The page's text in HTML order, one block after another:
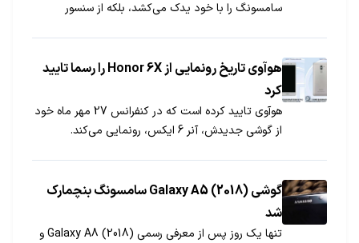
سامسونگ را با خود یدک می‌کشد، بلکه از سنسور
شرکت ساخته است.
هوآوی تاریخ رونمایی از Honor 6X را رسما تایید
کرد
هوآوی تایید کرده است که در کنفرانس 27 مهر ماه خود
از گوشی جدیدش، آنر 6 ایکس، رونمایی می‌کند.
گوشی (Galaxy A5 (2018 سامسونگ بنچمارک
شد
تنها یک روز پس از معرفی رسمی (Galaxy A8 (2018 و